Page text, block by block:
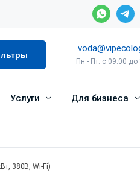
Пн - Пт: с 09:00 до
Услуги Для бизнеса
380В, Wi-Fi)